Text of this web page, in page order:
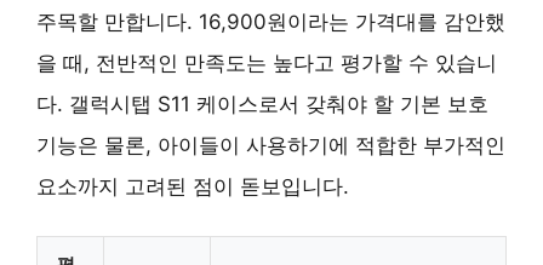
주목할 만합니다. 16,900원이라는 가격대를 감안했
을 때, 전반적인 만족도는 높다고 평가할 수 있습니
다. 갤럭시탭 S11 케이스로서 갖춰야 할 기본 보호
기능은 물론, 아이들이 사용하기에 적합한 부가적인
요소까지 고려된 점이 돋보입니다.